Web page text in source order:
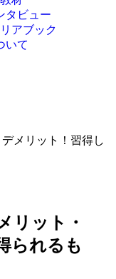
タビュー
アブック
いて
メリット！習得し
リット・
られるも